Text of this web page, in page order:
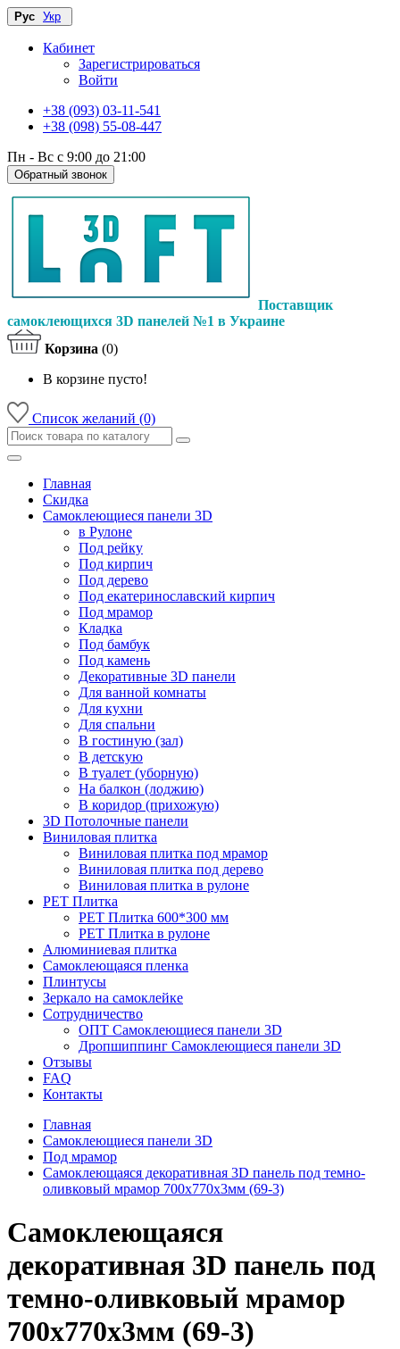
Рус Укр
Кабинет
Зарегистрироваться
Войти
+38 (093) 03-11-541
+38 (098) 55-08-447
Пн - Вс с 9:00 до 21:00
Обратный звонок
Поставщик
самоклеющихся 3D панелей №1 в Украине
Корзина (0)
В корзине пусто!
Список желаний (0)
Главная
Скидка
Самоклеющиеся панели 3D
в Рулоне
Под рейку
Под кирпич
Под дерево
Под екатеринославский кирпич
Под мрамор
Кладка
Под бамбук
Под камень
Декоративные 3D панели
Для ванной комнаты
Для кухни
Для спальни
В гостиную (зал)
В детскую
В туалет (уборную)
На балкон (лоджию)
В коридор (прихожую)
3D Потолочные панели
Виниловая плитка
Виниловая плитка под мрамор
Виниловая плитка под дерево
Виниловая плитка в рулоне
PET Плитка
PET Плитка 600*300 мм
PET Плитка в рулоне
Алюминиевая плитка
Самоклеющаяся пленка
Плинтусы
Зеркало на самоклейке
Сотрудничество
ОПТ Самоклеющиеся панели 3D
Дропшиппинг Самоклеющиеся панели 3D
Отзывы
FAQ
Контакты
Главная
Самоклеющиеся панели 3D
Под мрамор
Самоклеющаяся декоративная 3D панель под темно-
оливковый мрамор 700x770x3мм (69-3)
Самоклеющаяся
декоративная 3D панель под
темно-оливковый мрамор
700x770x3мм (69-3)